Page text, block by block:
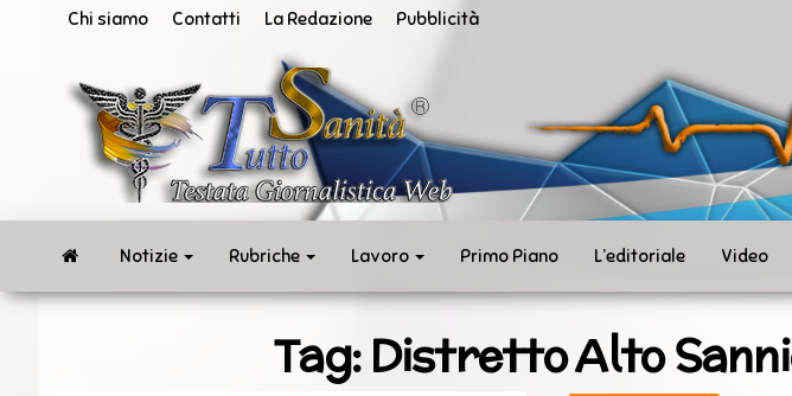
Chi siamo Contatti La Redazione Pubblicità
tempo
reale
Notizie Rubriche Lavoro Primo Piano L’editoriale Video
Tag:Distretto Alto